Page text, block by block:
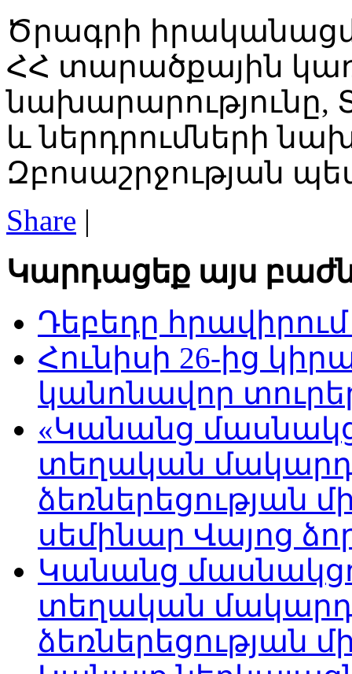
Ծրագրի
ՀՀ տարածքային
և ներդրումների
Զբոսաշրջության
Share |
Կարդացեք այս
Դեբեդը
Հունիսի 26-ից
կանոնավոր
«Կանանց
տեղական
ձեռներեցության
սեմինար Վայոց
Կանանց
տեղական
ձեռներեցության